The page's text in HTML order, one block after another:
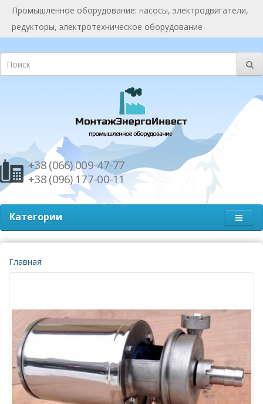
Промышленное оборудование: насосы, электродвигатели,
редукторы, электротехническое оборудование
+38 (066) 009-47-77
+38 (096) 177-00-11
Категории
Главная